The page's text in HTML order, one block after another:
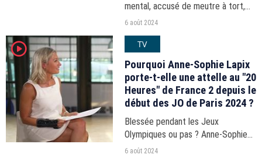
mental, accusé de meutre à tort,
avait ému les abonnés Netflix. Le
gratuitement sur M6+.
6 août 2024
player2 TV
Pourquoi Anne-Sophie Lapix
porte-t-elle une attelle au "20
Heures" de France 2 depuis le
début des JO de Paris 2024 ?
Blessée pendant les Jeux
Olympiques ou pas ? Anne-Sophie
Lapix donne la raison de son attelle
6 août 2024